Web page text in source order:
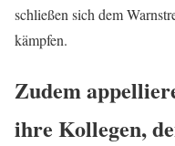
schließen sich dem
kämpfen.
Zudem
ihre Kollegen,